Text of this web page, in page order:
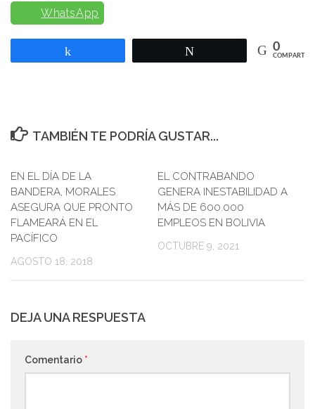
WhatsApp
0
COMPARTIR
TAMBIÉN TE PODRÍA GUSTAR...
EN EL DÍA DE LA
BANDERA, MORALES
ASEGURA QUE PRONTO
FLAMEARÁ EN EL
PACÍFICO
AGOSTO 18, 2018
EL CONTRABANDO
GENERA INESTABILIDAD A
MÁS DE 600.000
EMPLEOS EN BOLIVIA
OCTUBRE 9, 2021
DEJA UNA RESPUESTA
Comentario *